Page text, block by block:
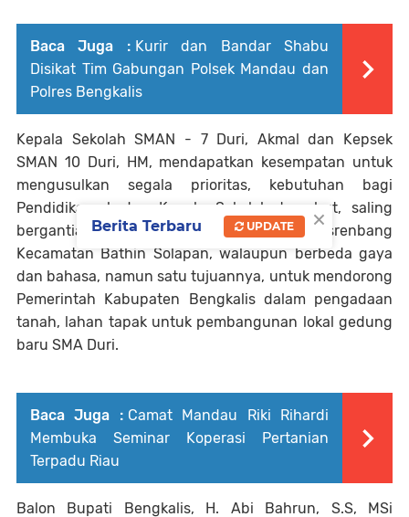
Baca Juga : Kurir dan Bandar Shabu
Disikat Tim Gabungan Polsek Mandau dan
Polres Bengkalis
Kepala Sekolah SMAN - 7 Duri, Akmal dan Kepsek
SMAN 10 Duri, HM, mendapatkan kesempatan untuk
mengusulkan segala prioritas, kebutuhan bagi
Pendidikan, kedua Kepala Sekolah tersebut, saling
bergantian mengajukan usulannya, pada Musrenbang
Kecamatan Bathin Solapan, walaupun berbeda gaya
dan bahasa, namun satu tujuannya, untuk mendorong
Pemerintah Kabupaten Bengkalis dalam pengadaan
tanah, lahan tapak untuk pembangunan lokal gedung
baru SMA Duri.
Baca Juga : Camat Mandau Riki Rihardi
Membuka Seminar Koperasi Pertanian
Terpadu Riau
Balon Bupati Bengkalis, H. Abi Bahrun, S.S, MSi
×
Berita Terbaru UPDATE